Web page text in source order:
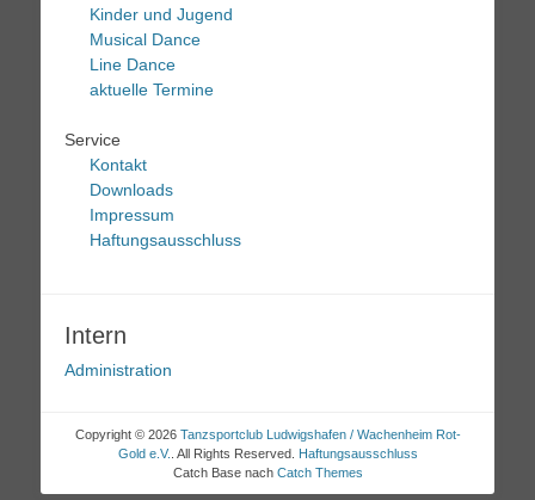
Kinder und Jugend
Musical Dance
Line Dance
aktuelle Termine
Service
Kontakt
Downloads
Impressum
Haftungsausschluss
Intern
Administration
Copyright © 2026 Tanzsportclub Ludwigshafen / Wachenheim Rot-
Gold e.V. . All Rights Reserved. Haftungsausschluss
Catch Base nach Catch Themes